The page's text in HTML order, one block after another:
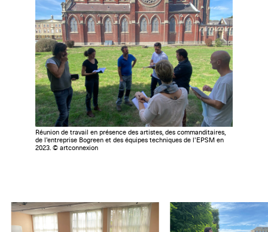
Réunion de travail en présence des artistes, des commanditaires,
de l’entreprise Bogreen et des équipes techniques de l’EPSM en
2023. © artconnexion